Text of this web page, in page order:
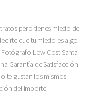
pero tienes miedo de
que tu miedo es algo
Fotógrafo Low Cost Santa
Garantía de Satisfacción
te gustan los mismos
del importe